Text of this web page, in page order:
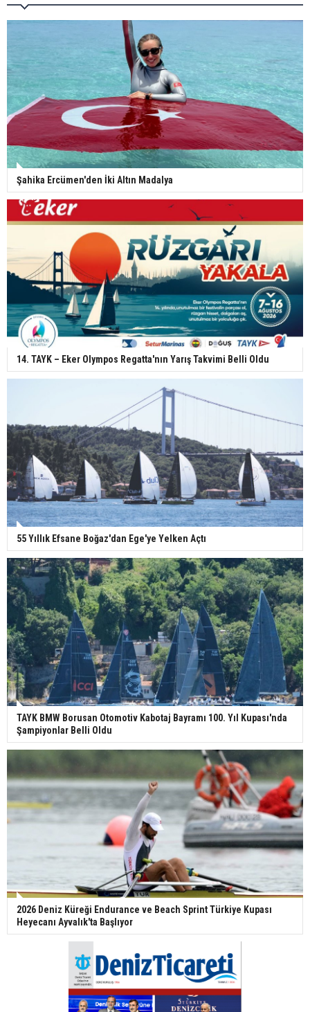
Şahika Ercümen'den İki Altın Madalya
14. TAYK – Eker Olympos Regatta'nın Yarış Takvimi Belli Oldu
55 Yıllık Efsane Boğaz'dan Ege'ye Yelken Açtı
TAYK BMW Borusan Otomotiv Kabotaj Bayramı 100. Yıl Kupası'nda
Şampiyonlar Belli Oldu
2026 Deniz Küreği Endurance ve Beach Sprint Türkiye Kupası
Heyecanı Ayvalık'ta Başlıyor